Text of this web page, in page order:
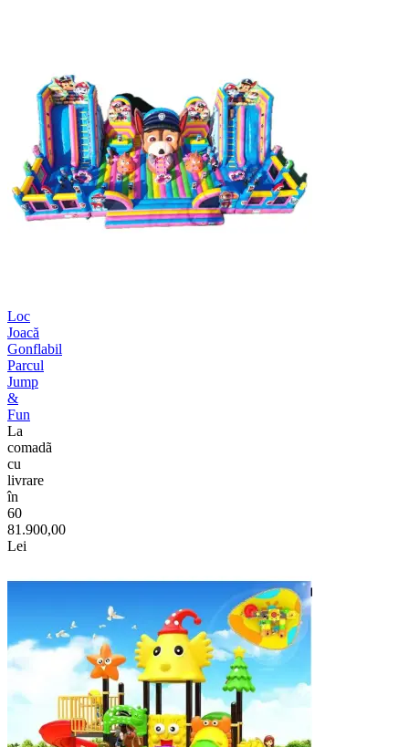
Loc
Joacă
Gonflabil
Parcul
Jump
&
Fun
La
comadã
cu
livrare
în
60
81.900,00
Lei